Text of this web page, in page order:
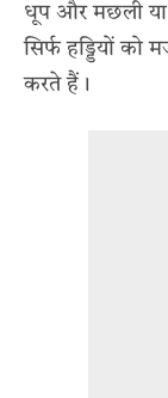
धूप और मछली
सिर्फ हड्डियों को
करते हैं।